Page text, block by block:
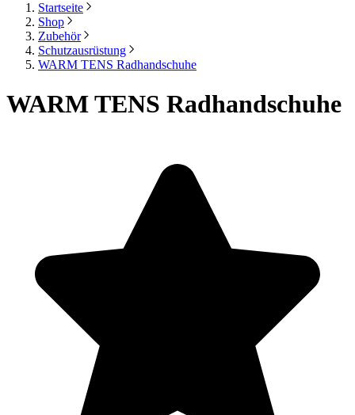
Startseite
Shop
Zubehör
Schutzausrüstung
WARM TENS Radhandschuhe
WARM TENS Radhandschuhe